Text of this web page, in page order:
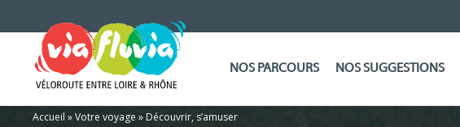
NOS PARCOURS NOS SUGGESTIONS
Accueil »Votre voyage » Découvrir, s’amuser